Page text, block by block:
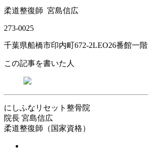
柔道整復師 宮島信広
273-0025
千葉県船橋市印内町672-2LEO26番館一階
この記事を書いた人
にしふなリセット整骨院
院長 宮島信広
柔道整復師（国家資格）